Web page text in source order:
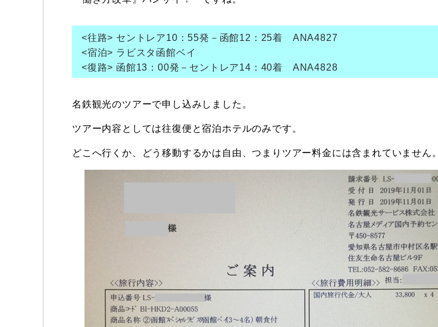
<往路> セントレア10：55発－函館12：25着 ANA4827
<宿泊> ラビスタ函館ベイ
<復路> 函館13：00発－セントレア14：40着 ANA4828
名鉄観光のツアーで申し込みしました。
ツアー内容としては往復便と宿泊ホテルのみです。
どこへ行くか、どう移動するかは自由、つまりツアー料金には含まれていません。